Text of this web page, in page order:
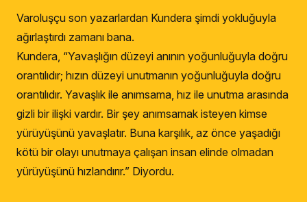
Varoluşçu son yazarlardan Kundera şimdi yokluğuyla
ağırlaştırdı zamanı bana.
Kundera, “Yavaşlığın düzeyi anının yoğunluğuyla doğru
orantılıdır; hızın düzeyi unutmanın yoğunluğuyla doğru
orantılıdır. Yavaşlık ile anımsama, hız ile unutma arasında
gizli bir ilişki vardır. Bir şey anımsamak isteyen kimse
yürüyüşünü yavaşlatır. Buna karşılık, az önce yaşadığı
kötü bir olayı unutmaya çalışan insan elinde olmadan
yürüyüşünü hızlandırır.” Diyordu.